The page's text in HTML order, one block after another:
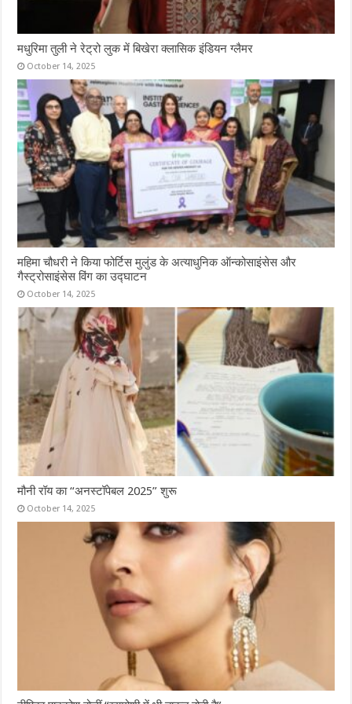
मधुरिमा तुली ने रेट्रो लुक में बिखेरा क्लासिक इंडियन ग्लैमर
October 14, 2025
महिमा चौधरी ने किया फोर्टिस मुलुंड के अत्याधुनिक ऑन्कोसाइंसेस और
गैस्ट्रोसाइंसेस विंग का उद्घाटन
October 14, 2025
मौनी रॉय का “अनस्टॉपेबल 2025” शुरू
October 14, 2025